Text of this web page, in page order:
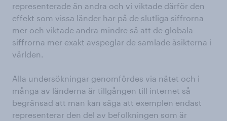
representerade än andra och vi viktade därför den
effekt som vissa länder har på de slutliga siffrorna
mer och viktade andra mindre så att de globala
siffrorna mer exakt avspeglar de samlade åsikterna i
världen.
Alla undersökningar genomfördes via nätet och i
många av länderna är tillgången till internet så
begränsad att man kan säga att exemplen endast
representerar den del av befolkningen som är